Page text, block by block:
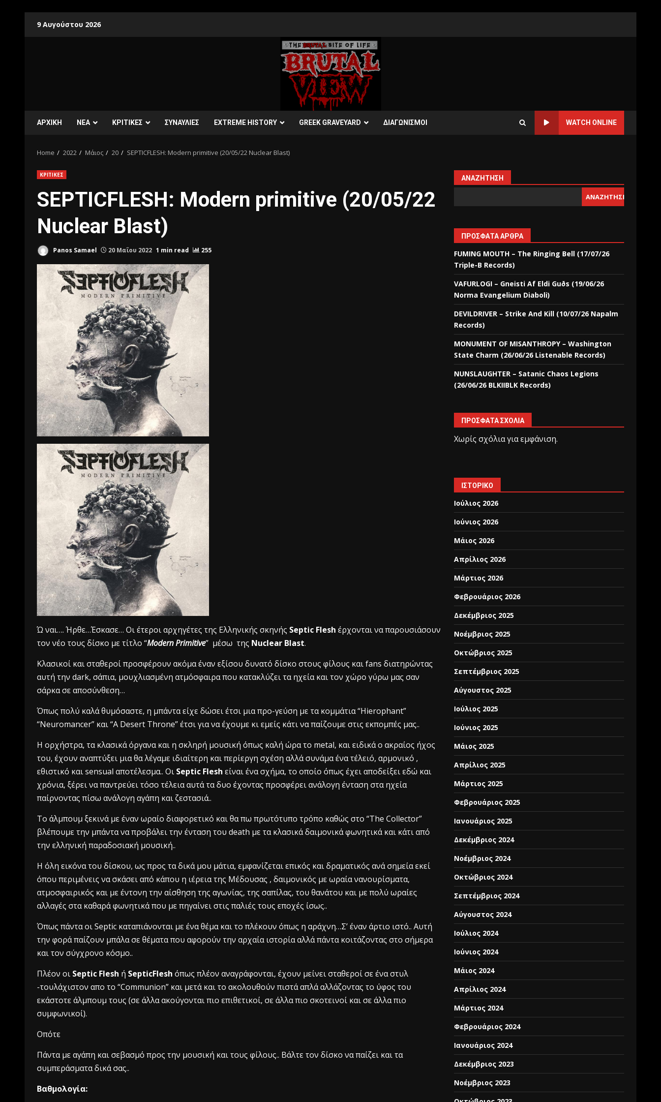
9 Αυγούστου 2026
ΑΡΧΙΚΗ ΝΕΑ ΚΡΙΤΙΚΕΣ ΣΥΝΑΥΛΙΕΣ EXTREME HISTORY GREEK GRAVEYARD ΔΙΑΓΩΝΙΣΜΟΙ WATCH ONLINE
Home 2022 Μάιος 20 SEPTICFLESH: Modern primitive (20/05/22 Nuclear Blast)
ΚΡΙΤΙΚΕΣ
SEPTICFLESH: Modern primitive (20/05/22
Nuclear Blast)
Panos Samael 20 Μαΐου 2022 1 min read 255
Ώ ναι…. Ήρθε…Έσκασε… Οι έτεροι αρχηγέτες της Ελληνικής σκηνής Septic Flesh έρχονται να παρουσιάσουν
τον νέο τους δίσκο με τίτλο “Modern Primitive” μέσω της Nuclear Blast.
Κλασικοί και σταθεροί προσφέρουν ακόμα έναν εξίσου δυνατό δίσκο στους φίλους και fans διατηρώντας
αυτή την dark, σάπια, μουχλιασμένη ατμόσφαιρα που κατακλύζει τα ηχεία και τον χώρο γύρω μας σαν
σάρκα σε αποσύνθεση…
Όπως πολύ καλά θυμόσαστε, η μπάντα είχε δώσει έτσι μια προ-γεύση με τα κομμάτια “Hierophant”
“Neuromancer” και “A Desert Throne” έτσι για να έχουμε κι εμείς κάτι να παίζουμε στις εκπομπές μας..
Η ορχήστρα, τα κλασικά όργανα και η σκληρή μουσική όπως καλή ώρα το metal, και ειδικά ο ακραίος ήχος
του, έχουν αναπτύξει μια θα λέγαμε ιδιαίτερη και περίεργη σχέση αλλά συνάμα ένα τέλειό, αρμονικό ,
εθιστικό και sensual αποτέλεσμα.. Οι Septic Flesh είναι ένα σχήμα, το οποίο όπως έχει αποδείξει εδώ και
χρόνια, ξέρει να παντρεύει τόσο τέλεια αυτά τα δυο έχοντας προσφέρει ανάλογη ένταση στα ηχεία
παίρνοντας πίσω ανάλογη αγάπη και ζεστασιά..
Το άλμπουμ ξεκινά με έναν ωραίο διαφορετικό και θα πω πρωτότυπο τρόπο καθώς στο “The Collector”
βλέπουμε την μπάντα να προβάλει την ένταση του death με τα κλασικά δαιμονικά φωνητικά και κάτι από
την ελληνική παραδοσιακή μουσική..
Η όλη εικόνα του δίσκου, ως προς τα δικά μου μάτια, εμφανίζεται επικός και δραματικός ανά σημεία εκεί
όπου περιμένεις να σκάσει από κάπου η ιέρεια της Μέδουσας , δαιμονικός με ωραία νανουρίσματα,
ατμοσφαιρικός και με έντονη την αίσθηση της αγωνίας, της σαπίλας, του θανάτου και με πολύ ωραίες
αλλαγές στα καθαρά φωνητικά που με πηγαίνει στις παλιές τους εποχές ίσως..
Όπως πάντα οι Septic καταπιάνονται με ένα θέμα και το πλέκουν όπως η αράχνη…Σ’ έναν άρτιο ιστό.. Αυτή
την φορά παίζουν μπάλα σε θέματα που αφορούν την αρχαία ιστορία αλλά πάντα κοιτάζοντας στο σήμερα
και τον σύγχρονο κόσμο..
Πλέον οι Septic Flesh ή SepticFlesh όπως πλέον αναγράφονται, έχουν μείνει σταθεροί σε ένα στυλ
-τουλάχιστον απο το “Communion” και μετά και το ακολουθούν πιστά απλά αλλάζοντας το ύφος του
εκάστοτε άλμπουμ τους (σε άλλα ακούγονται πιο επιθετικοί, σε άλλα πιο σκοτεινοί και σε άλλα πιο
συμφωνικοί).
Oπότε
Πάντα με αγάπη και σεβασμό προς την μουσική και τους φίλους.. Βάλτε τον δίσκο να παίζει και τα
συμπεράσματα δικά σας..
Βαθμολογία:
ΑΝΑΖΉΤΗΣΗ
ΑΝΑΖΉΤΗΣΗ
ΠΡΌΣΦΑΤΑ ΆΡΘΡΑ
FUMING MOUTH – The Ringing Bell (17/07/26
Triple-B Records)
VAFURLOGI – Gneisti Af Eldi Guðs (19/06/26
Norma Evangelium Diaboli)
DEVILDRIVER – Strike And Kill (10/07/26 Napalm
Records)
MONUMENT OF MISANTHROPY – Washington
State Charm (26/06/26 Listenable Records)
NUNSLAUGHTER – Satanic Chaos Legions
(26/06/26 BLKIIBLK Records)
ΠΡΌΣΦΑΤΑ ΣΧΌΛΙΑ
Χωρίς σχόλια για εμφάνιση.
ΙΣΤΟΡΙΚΌ
Ιούλιος 2026
Ιούνιος 2026
Μάιος 2026
Απρίλιος 2026
Μάρτιος 2026
Φεβρουάριος 2026
Δεκέμβριος 2025
Νοέμβριος 2025
Οκτώβριος 2025
Σεπτέμβριος 2025
Αύγουστος 2025
Ιούλιος 2025
Ιούνιος 2025
Μάιος 2025
Απρίλιος 2025
Μάρτιος 2025
Φεβρουάριος 2025
Ιανουάριος 2025
Δεκέμβριος 2024
Νοέμβριος 2024
Οκτώβριος 2024
Σεπτέμβριος 2024
Αύγουστος 2024
Ιούλιος 2024
Ιούνιος 2024
Μάιος 2024
Απρίλιος 2024
Μάρτιος 2024
Φεβρουάριος 2024
Ιανουάριος 2024
Δεκέμβριος 2023
Νοέμβριος 2023